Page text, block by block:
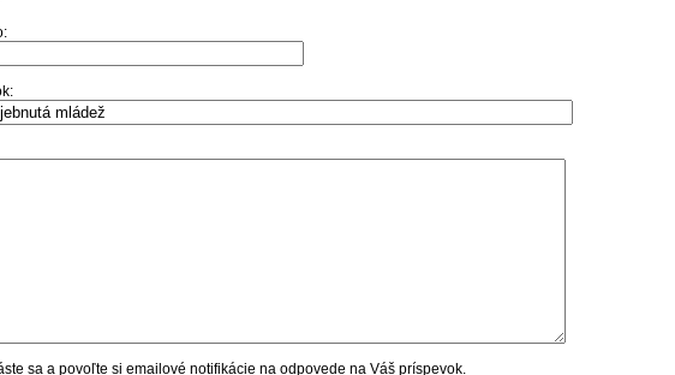
sa a povoľte si emailové notifikácie na odpovede na Váš príspevok.